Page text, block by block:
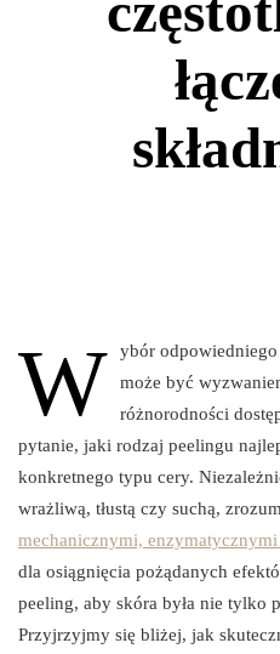
W
ybór
może być
różnorodności
pytanie, jaki rodzaj peelingu
konkretnego typu cery.
wrażliwą, tłustą czy suchą,
mechanicznymi,
dla osiągnięcia pożądanych
peeling, aby skóra była nie tylko
Przyjrzyjmy się bliżej, jak